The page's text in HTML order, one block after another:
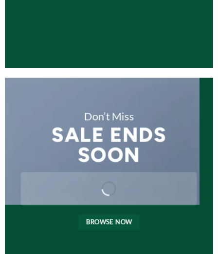
Don’t Miss
SALE ENDS
SOON
BROWSE NOW